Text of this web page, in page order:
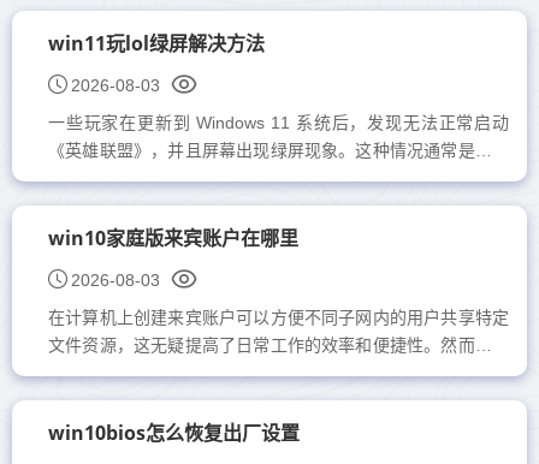
如...
win11玩lol绿屏解决方法
2026-08-03
一些玩家在更新到 Windows 11 系统后，发现无法正常启动
《英雄联盟》，并且屏幕出现绿屏现象。这种情况通常是由于
Windows 11 更新时未自动更新显卡驱动所导致的。解决方法
其实...
win10家庭版来宾账户在哪里
2026-08-03
在计算机上创建来宾账户可以方便不同子网内的用户共享特定
文件资源，这无疑提高了日常工作的效率和便捷性。然而，许
多用户对于如何启用 Windows 10操作系统中的来宾账户并不
熟...
win10bios怎么恢复出厂设置